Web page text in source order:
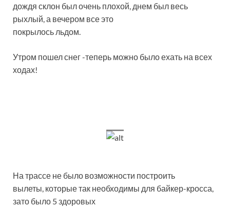
дождя склон был очень плохой, днем был весь
рыхлый, а вечером все это
покрылось льдом.
Утром пошел снег -теперь можно было ехать на всех
ходах!
На трассе не было возможности построить
вылеты, которые так необходимы для байкер-кросса,
зато было 5 здоровых